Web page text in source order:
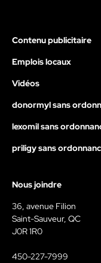
Contenu publicitaire
Emplois locaux
Vidéos
donormyl sans
lexomil sans
priligy sans
Nous joindre
36, avenue Filion
Saint-Sauveur, QC
J0R 1R0
450-227-7999